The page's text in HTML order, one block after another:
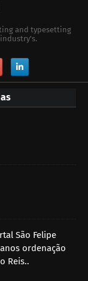
and typesetting
São Felipe
ordenação
Reis..